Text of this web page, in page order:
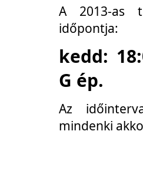
A 2013-as
időpontja:
kedd:
G ép.
Az
mindenki